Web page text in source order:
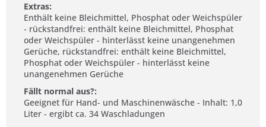
Extras:
Enthält keine Bleichmittel, Phosphat oder Weichspüler
- rückstandfrei: enthält keine Bleichmittel, Phosphat
oder Weichspüler - hinterlässt keine unangenehmen
Gerüche, rückstandfrei: enthält keine Bleichmittel,
Phosphat oder Weichspüler - hinterlässt keine
unangenehmen Gerüche
Fällt normal aus?:
Geeignet für Hand- und Maschinenwäsche - Inhalt: 1,0
Liter - ergibt ca. 34 Waschladungen